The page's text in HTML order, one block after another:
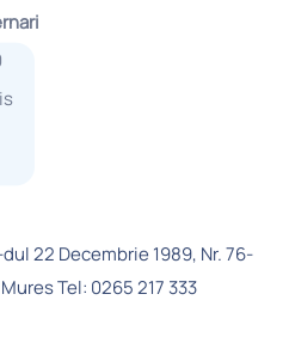
dul 22 Decembrie 1989, Nr. 76-
Tel: 0265 217 333